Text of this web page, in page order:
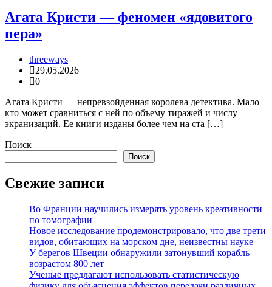
Агата Кристи — феномен «ядовитого
пера»
threeways
29.05.2026
0
Агата Кристи — непревзойденная королева детектива. Мало
кто может сравниться с ней по объему тиражей и числу
экранизаций. Ее книги изданы более чем на ста […]
Поиск
Поиск
Свежие записи
Во Франции научились измерять уровень креативности
по томографии
Новое исследование продемонстрировало, что две трети
видов, обитающих на морском дне, неизвестны науке
У берегов Швеции обнаружили затонувший корабль
возрастом 800 лет
Ученые предлагают использовать статистическую